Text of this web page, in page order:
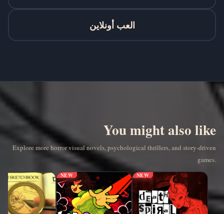
العب أونلاين
You might also like
Explore more horror visual novels, psychological thrillers, and story-driven
games.
NEW
NEW